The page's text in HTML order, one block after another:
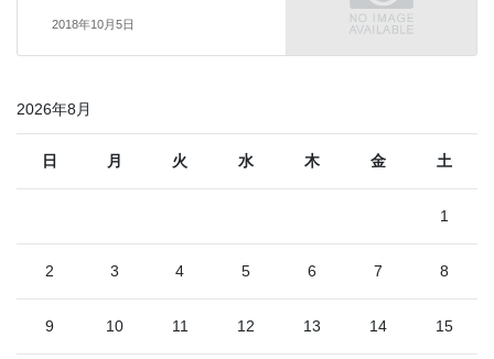
2018年10月5日
2026年8月
日 月 火 水 木 金 土
1
2 3 4 5 6 7 8
9 10 11 12 13 14 15